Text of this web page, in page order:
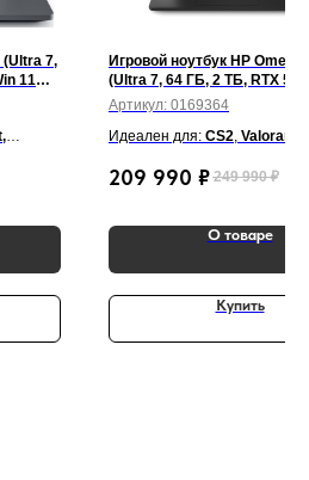
(Ultra 7,
11
Игровой ноутбук HP Omen
(Ultra 7, 64 ГБ, 2 ТБ, RTX
Гц, Win 11) Чёрный
Артикул: 0169364
Идеален для: CS2, Valorant
Autodesk 3ds Max,
209 990 ₽ 249 990 ₽
О товаре
Купить